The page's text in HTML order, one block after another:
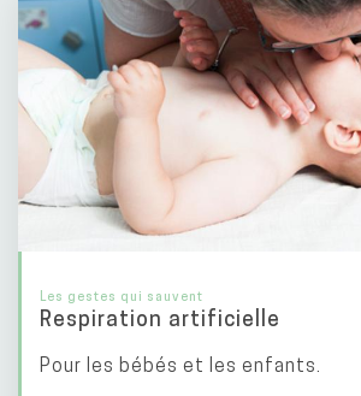
Les gestes qui sauvent
Respiration artificielle
Pour les bébés et les enfants.